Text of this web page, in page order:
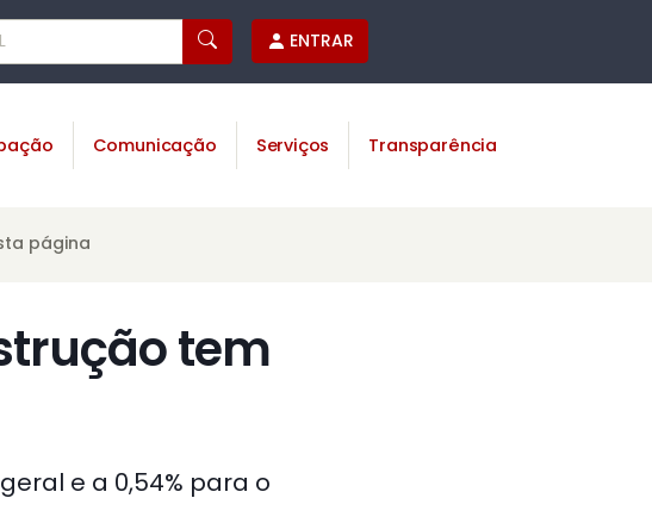
ENTRAR
Comunicação Serviços Transparência
página
tem
e a 0,54% para o